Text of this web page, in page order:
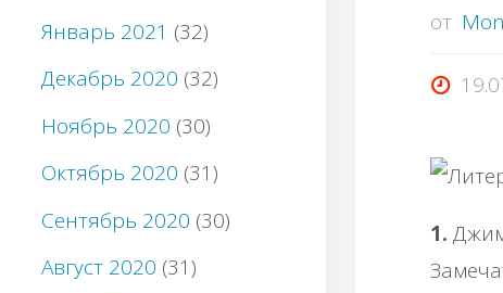
от
1.
Январь 2021 (32)
Декабрь 2020 (32)
Ноябрь 2020 (30)
Октябрь 2020 (31)
Сентябрь 2020 (30)
Август 2020 (31)